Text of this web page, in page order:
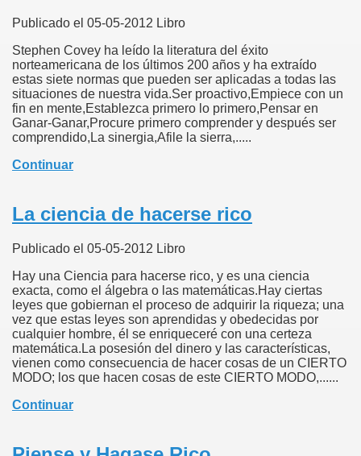
Publicado el 05-05-2012 Libro
Stephen Covey ha leído la literatura del éxito
norteamericana de los últimos 200 años y ha extraído
estas siete normas que pueden ser aplicadas a todas las
situaciones de nuestra vida.Ser proactivo,Empiece con un
fin en mente,Establezca primero lo primero,Pensar en
Ganar-Ganar,Procure primero comprender y después ser
comprendido,La sinergia,Afile la sierra,.....
Continuar
La ciencia de hacerse rico
Publicado el 05-05-2012 Libro
Hay una Ciencia para hacerse rico, y es una ciencia
exacta, como el álgebra o las matemáticas.Hay ciertas
leyes que gobiernan el proceso de adquirir la riqueza; una
vez que estas leyes son aprendidas y obedecidas por
cualquier hombre, él se enriqueceré con una certeza
matemática.La posesión del dinero y las características,
vienen como consecuencia de hacer cosas de un CIERTO
MODO; los que hacen cosas de este CIERTO MODO,......
Continuar